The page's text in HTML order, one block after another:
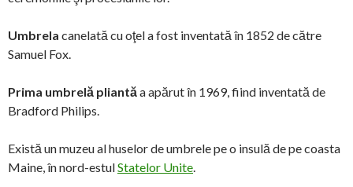
Umbrela canelată cu oţel a fost inventată în 1852 de către
Samuel Fox.
Prima umbrelă pliantăa apărut în 1969, fiind inventată de
Bradford Philips.
Există un muzeu al huselor de umbrele pe o insulă de pe coasta
Maine, în nord-estulStatelor Unite.